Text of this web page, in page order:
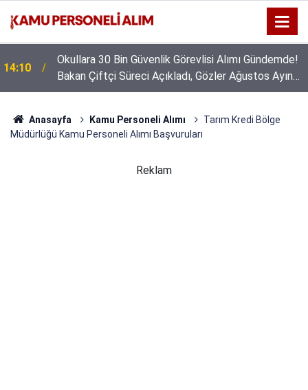
14:10
Okullara 30 Bin Güvenlik Görevlisi Alımı Gündemde!
Bakan Çiftçi Süreci Açıkladı, Gözler Ağustos Ayına
Çevrildi
Anasayfa Kamu Personeli Alımı
Tarım Kredi Bölge
Müdürlüğü Kamu Personeli Alımı Başvuruları
Reklam